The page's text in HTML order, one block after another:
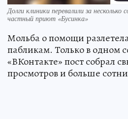
Долги клиники перевалили за
частный приют «Бусинка»
Мольба о помощи
пабликам. Только в одном
«ВКонтакте» пост собрал
просмотров и больше